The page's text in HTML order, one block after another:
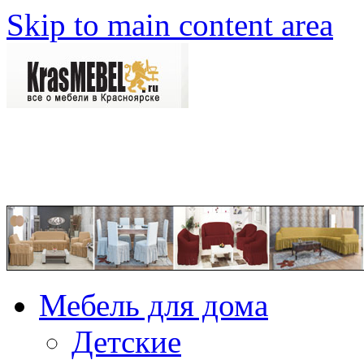
Skip to main content area
Мебель для дома
Детские